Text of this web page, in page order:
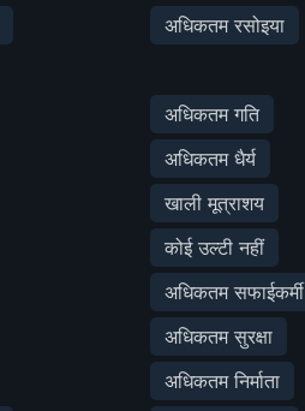
अधिकतम रसोइया
अधिकतम गति
अधिकतम धैर्य
खाली मूत्राशय
कोई उल्टी नहीं
अधिकतम सफाईकर्मी
अधिकतम सुरक्षा
अधिकतम निर्माता